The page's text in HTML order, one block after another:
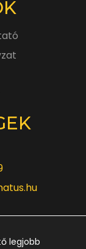
legjobb